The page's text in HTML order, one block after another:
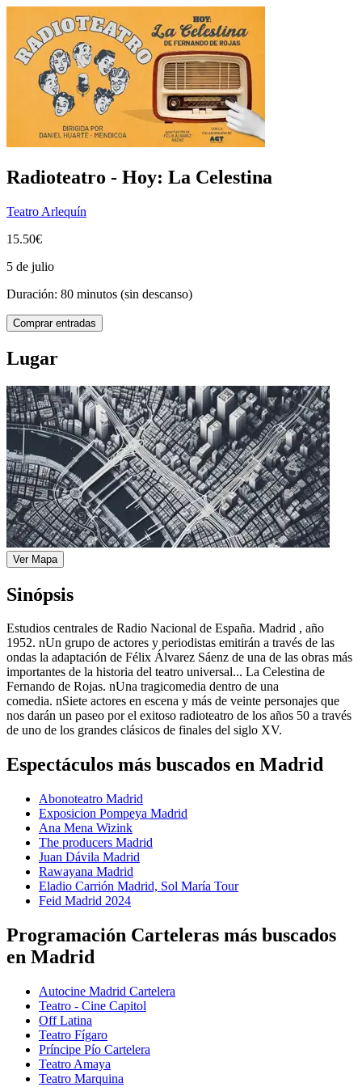
Radioteatro - Hoy: La Celestina
Teatro Arlequín
15.50€
5 de julio
Duración: 80 minutos (sin descanso)
Comprar entradas
Lugar
Ver Mapa
Sinópsis
Estudios centrales de Radio Nacional de España. Madrid , año
1952. nUn grupo de actores y periodistas emitirán a través de las
ondas la adaptación de Félix Álvarez Sáenz de una de las obras más
importantes de la historia del teatro universal... La Celestina de
Fernando de Rojas. nUna tragicomedia dentro de una
comedia. nSiete actores en escena y más de veinte personajes que
nos darán un paseo por el exitoso radioteatro de los años 50 a través
de uno de los grandes clásicos de finales del siglo XV.
Espectáculos más buscados en Madrid
Abonoteatro Madrid
Exposicion Pompeya Madrid
Ana Mena Wizink
The producers Madrid
Juan Dávila Madrid
Rawayana Madrid
Eladio Carrión Madrid, Sol María Tour
Feid Madrid 2024
Programación Carteleras más buscados
en Madrid
Autocine Madrid Cartelera
Teatro - Cine Capitol
Off Latina
Teatro Fígaro
Príncipe Pío Cartelera
Teatro Amaya
Teatro Marquina